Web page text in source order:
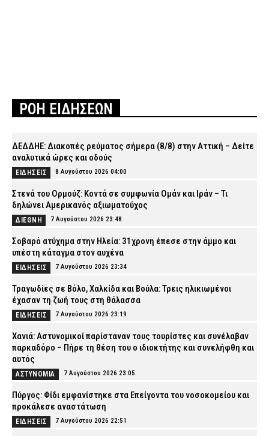
ΡΟΗ ΕΙΔΗΣΕΩΝ
ΔΕΔΔΗΕ: Διακοπές ρεύματος σήμερα (8/8) στην Αττική – Δείτε
αναλυτικά ώρες και οδούς
ΕΙΔΗΣΕΙΣ 8 Αυγούστου 2026 04:00
Στενά του Ορμούζ: Κοντά σε συμφωνία Ομάν και Ιράν – Τι
δηλώνει Αμερικανός αξιωματούχος
ΔΙΕΘΝΗ 7 Αυγούστου 2026 23:48
Σοβαρό ατύχημα στην Ηλεία: 31χρονη έπεσε στην άμμο και
υπέστη κάταγμα στον αυχένα
ΕΙΔΗΣΕΙΣ 7 Αυγούστου 2026 23:34
Τραγωδίες σε Βόλο, Χαλκίδα και Βούλα: Τρεις ηλικιωμένοι
έχασαν τη ζωή τους στη θάλασσα
ΕΙΔΗΣΕΙΣ 7 Αυγούστου 2026 23:19
Χανιά: Αστυνομικοί παρίσταναν τους τουρίστες και συνέλαβαν
παρκαδόρο – Πήρε τη θέση του ο ιδιοκτήτης και συνελήφθη και
αυτός
ΑΣΤΥΝΟΜΙΑ 7 Αυγούστου 2026 23:05
Πύργος: Φίδι εμφανίστηκε στα Επείγοντα του νοσοκομείου και
προκάλεσε αναστάτωση
ΕΙΔΗΣΕΙΣ 7 Αυγούστου 2026 22:51